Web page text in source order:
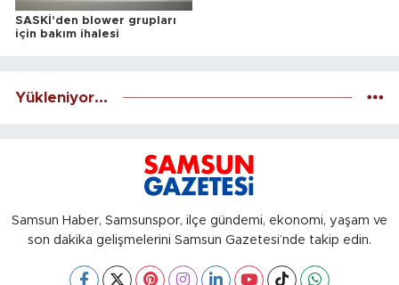
SASKİ'den blower grupları
için bakım ihalesi
Yükleniyor...
Samsun Haber, Samsunspor, ilçe gündemi, ekonomi, yaşam ve
son dakika gelişmelerini Samsun Gazetesi’nde takip edin.